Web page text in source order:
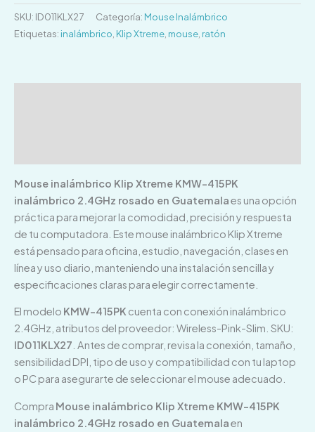
SKU: ID011KLX27 Categoría: Mouse Inalámbrico
Etiquetas: inalámbrico Klip Xtreme mouse ratón
Mouse inalámbrico Klip Xtreme KMW-415PK
inalámbrico 2.4GHz rosado en Guatemalaes una opción
práctica para mejorar la comodidad, precisión y respuesta
de tu computadora. Este mouse inalámbrico Klip Xtreme
está pensado para oficina, estudio, navegación, clases en
línea y uso diario, manteniendo una instalación sencilla y
especificaciones claras para elegir correctamente.
El modelo KMW-415PK cuenta con conexión inalámbrico
2.4GHz, atributos del proveedor: Wireless-Pink-Slim. SKU:
ID011KLX27 . Antes de comprar, revisa la conexión, tamaño,
sensibilidad DPI, tipo de uso y compatibilidad con tu laptop
o PC para asegurarte de seleccionar el mouse adecuado.
Compra Mouse inalámbrico Klip Xtreme KMW-415PK
inalámbrico 2.4GHz rosado en Guatemalaen